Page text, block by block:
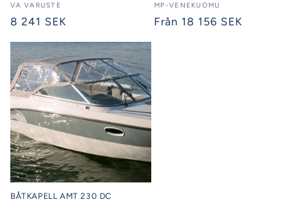
Säljare:
VA VARUSTE
Ordinarie
8 241 SEK
Säljare:
MP-VENEKUOMU
Ordinarie
Från 18 156 SEK
BÅTKAPELL AMT 230 DC